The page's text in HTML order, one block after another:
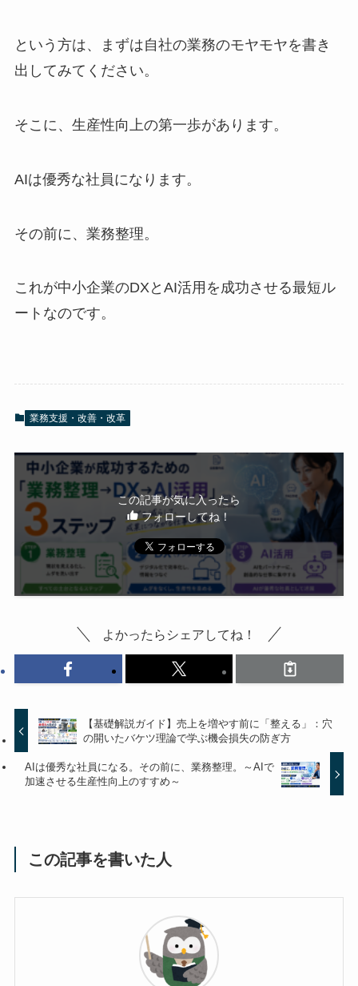
という方は、まずは自社の業務のモヤモヤを書き
出してみてください。
そこに、生産性向上の第一歩があります。
AIは優秀な社員になります。
その前に、業務整理。
これが中小企業のDXとAI活用を成功させる最短ル
ートなのです。
業務支援・改善・改革
この記事が気に入ったら
フォローしてね！
よかったらシェアしてね！
【基礎解説ガイド】売上を増やす前に「整える」：穴
の開いたバケツ理論で学ぶ機会損失の防ぎ方
AIは優秀な社員になる。その前に、業務整理。～AIで
加速させる生産性向上のすすめ～
この記事を書いた人